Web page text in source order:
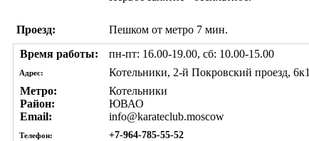
Проезд:
Пешком от метро 7 мин.
Время работы:
пн-пт: 16.00-19.00, сб: 10.00-15.00
Адрес:
Котельники, 2-й Покровский проезд, 6к1
Метро:
Котельники
Район:
ЮВАО
Email:
info@karateclub.moscow
Телефон: +7-964-785-55-52